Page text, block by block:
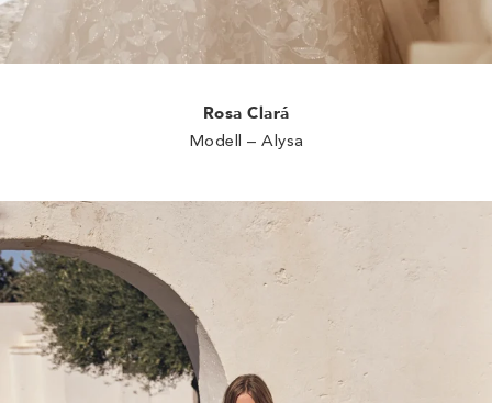
Rosa Clará
Modell – Alysa